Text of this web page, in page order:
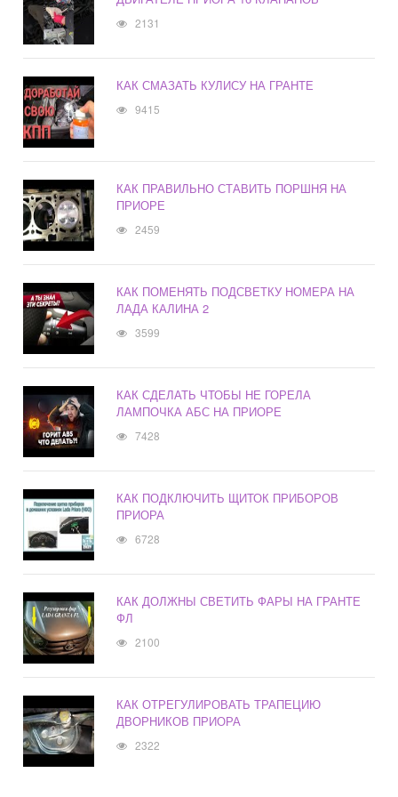
2131
КАК СМАЗАТЬ КУЛИСУ НА ГРАНТЕ
9415
КАК ПРАВИЛЬНО СТАВИТЬ ПОРШНЯ НА
ПРИОРЕ
2459
КАК ПОМЕНЯТЬ ПОДСВЕТКУ НОМЕРА НА
ЛАДА КАЛИНА 2
3599
КАК СДЕЛАТЬ ЧТОБЫ НЕ ГОРЕЛА
ЛАМПОЧКА АБС НА ПРИОРЕ
7428
КАК ПОДКЛЮЧИТЬ ЩИТОК ПРИБОРОВ
ПРИОРА
6728
КАК ДОЛЖНЫ СВЕТИТЬ ФАРЫ НА ГРАНТЕ
ФЛ
2100
КАК ОТРЕГУЛИРОВАТЬ ТРАПЕЦИЮ
ДВОРНИКОВ ПРИОРА
2322